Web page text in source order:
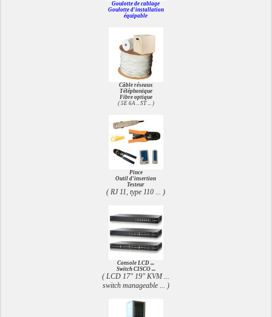
Goulotte de cablage
Goulotte d'installation
équipable
Câble réseaux
Téléphonique
Fibre optique
( 5E 6A .. ST ... )
Pince
Outil d'insertion
Testeur
( RJ 11, type 110 ... )
Console LCD ...
Switch CISCO ...
( LCD 17" 19" KVM ...
switch manageable ... )